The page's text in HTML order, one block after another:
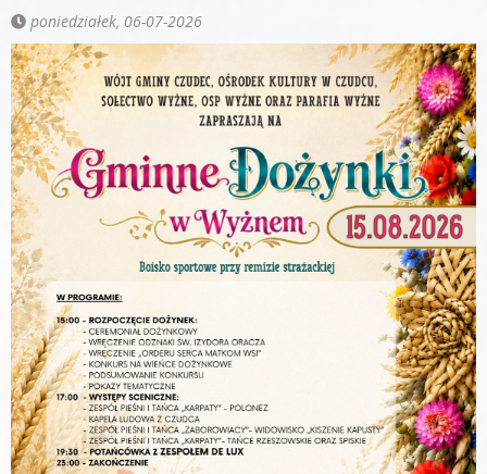
poniedziałek, 06-07-2026